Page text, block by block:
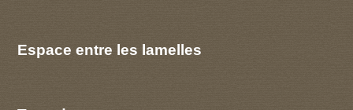
Espace entre les lamelles